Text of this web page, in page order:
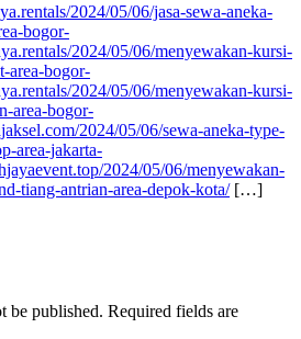
2024/05/06/jasa-sewa-aneka-
bogor-
2024/05/06/menyewakan-kursi-
area-bogor-
2024/05/06/menyewakan-kursi-
area-bogor-
2024/05/06/sewa-aneka-type-
area-jakarta-
2024/05/06/menyewakan-
tiang-antrian-area-depok-kota/[…]
be published. Required fields are